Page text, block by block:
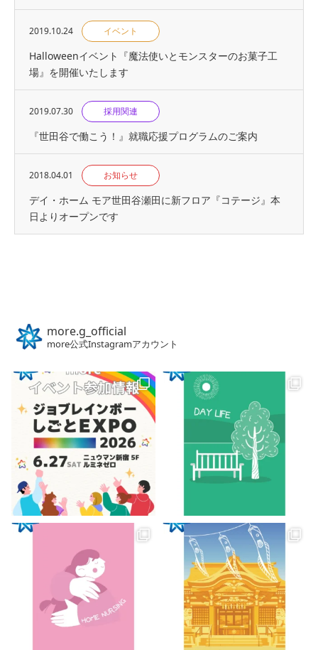
2019.10.24 イベント
Halloweenイベント『魔法使いとモンスターのお菓子工
場』を開催いたします
2019.07.30 採用関連
『世⽥⾕で働こう！』就職応援プログラムのご案内
2018.04.01 お知らせ
デイ・ホーム モア世田谷瀬田に新フロア『コテージ』本
日よりオープンです
more.g_official
more公式Instagramアカウント